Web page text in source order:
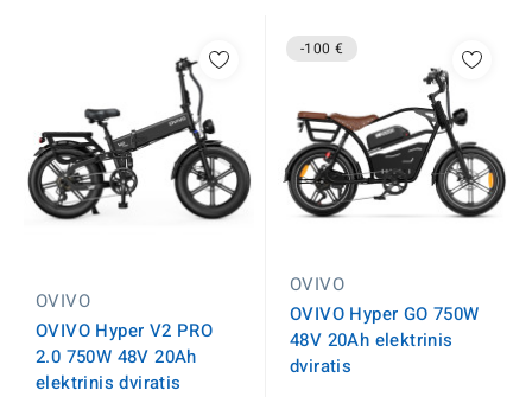
OVIVO
OVIVO Hyper V2 PRO
2.0 750W 48V 20Ah
elektrinis dviratis
-100 €
OVIVO
OVIVO Hyper GO 750W
48V 20Ah elektrinis
dviratis